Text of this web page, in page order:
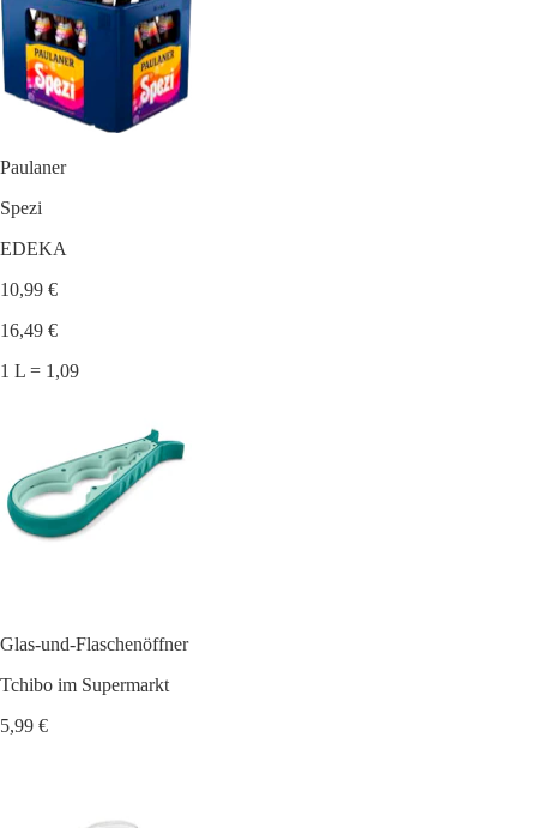
Paulaner
Spezi
EDEKA
10,99 €
16,49 €
1 L = 1,09
Glas-und-Flaschenöffner
Tchibo im Supermarkt
5,99 €